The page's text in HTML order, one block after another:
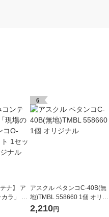
ナ】 ア
ラ」 ペ
ワイト
6
アスクル ペタンコC-40B(無
地)TMBL 558660 1個 オリジ
ナル
2,210円